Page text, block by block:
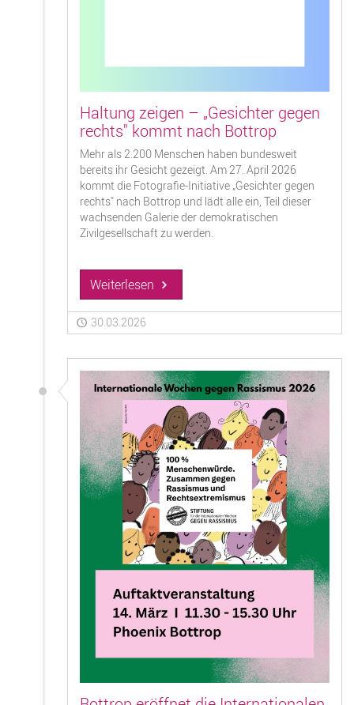
Haltung zeigen – „Gesichter gegen
rechts" kommt nach Bottrop
Mehr als 2.200 Menschen haben bundesweit
bereits ihr Gesicht gezeigt. Am 27. April 2026
kommt die Fotografie-Initiative „Gesichter gegen
rechts" nach Bottrop und lädt alle ein, Teil dieser
wachsenden Galerie der demokratischen
Zivilgesellschaft zu werden.
Weiterlesen
30.03.2026